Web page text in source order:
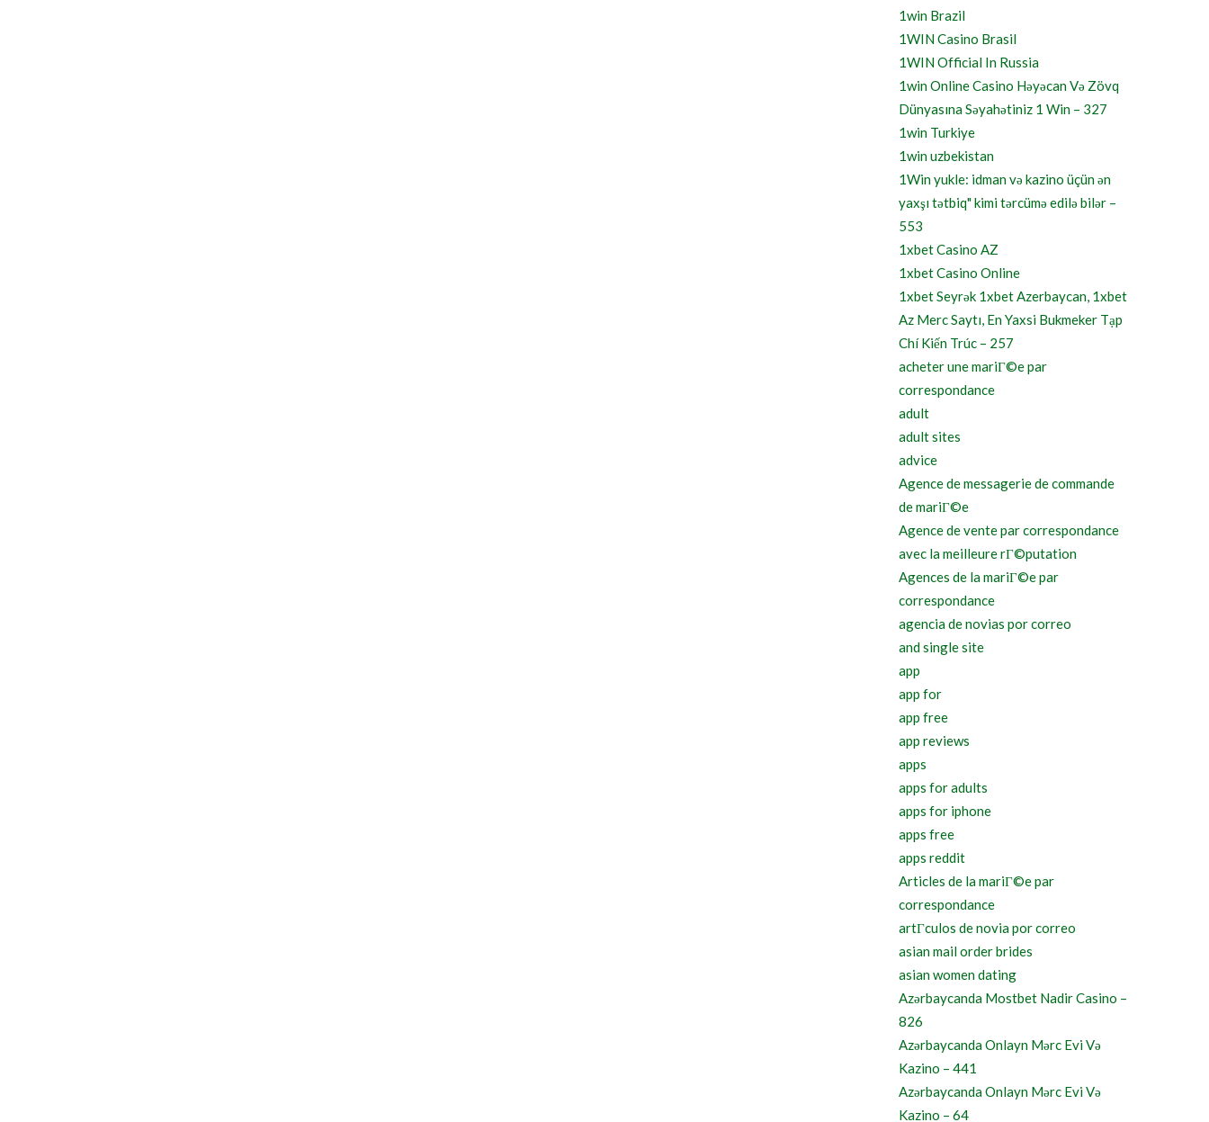
1win Brazil
1WIN Casino Brasil
1WIN Official In Russia
1win Online Casino Həyəcan Və Zövq
Dünyasına Səyahətiniz 1 Win – 327
1win Turkiye
1win uzbekistan
1Win yukle: idman və kazino üçün ən
yaxşı tətbiq" kimi tərcümə edilə bilər –
553
1xbet Casino AZ
1xbet Casino Online
1xbet Seyrək 1xbet Azerbaycan, 1xbet
Az Merc Saytı, En Yaxsi Bukmeker Tạp
Chí Kiến Trúc – 257
acheter une mariГ©e par
correspondance
adult
adult sites
advice
Agence de messagerie de commande
de mariГ©e
Agence de vente par correspondance
avec la meilleure rГ©putation
Agences de la mariГ©e par
correspondance
agencia de novias por correo
and single site
app
app for
app free
app reviews
apps
apps for adults
apps for iphone
apps free
apps reddit
Articles de la mariГ©e par
correspondance
artГ­culos de novia por correo
asian mail order brides
asian women dating
Azərbaycanda Mostbet Nadir Casino –
826
Azərbaycanda Onlayn Mərc Evi Və
Kazino – 441
Azərbaycanda Onlayn Mərc Evi Və
Kazino – 64